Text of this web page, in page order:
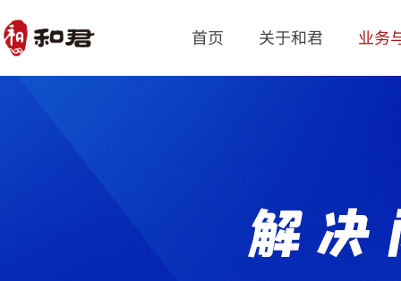
首页 关于和君 业务